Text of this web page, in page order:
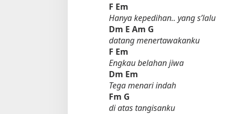
F Em
Hanya kepedihan.. yang s’lalu
Dm E Am G
datang menertawakanku
F Em
Engkau belahan jiwa
Dm Em
Tega menari indah
Fm G
di atas tangisanku